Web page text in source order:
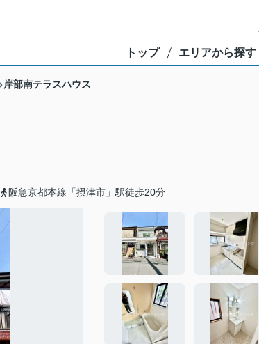
トップ エリアから探す
岸部南テラスハウス
阪急京都本線「摂津市」駅徒歩20分